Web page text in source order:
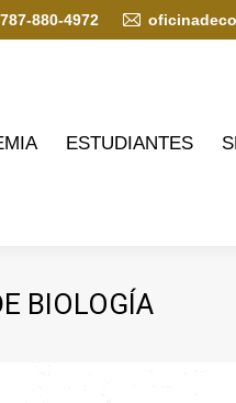
880-4972
ESTUDIANTES
BIOLOGÍA
ESTUDIANTES